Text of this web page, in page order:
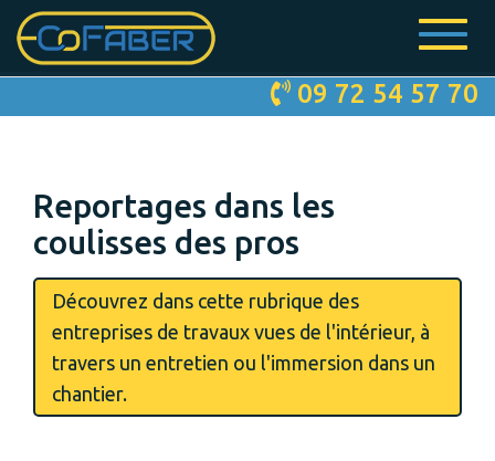
Skip
Toggle
09 72 54 57 70
Reportages dans les
coulisses des pros
Découvrez dans cette rubrique des
entreprises de travaux vues de l'intérieur, à
travers un entretien ou l'immersion dans un
chantier.